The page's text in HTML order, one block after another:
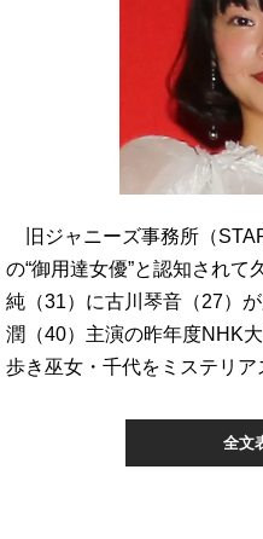
旧ジャニーズ事務所（
の“御用達女優”と認知され
純（31）に古川琴音（27）
潤（40）主演の昨年度NHK
歩き巫女・千代をミステリ
全文